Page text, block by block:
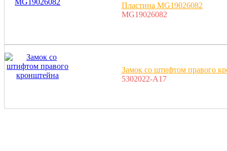
Пластина MG19026082
MG19026082
Замок со штифтом правого
5302022-A17